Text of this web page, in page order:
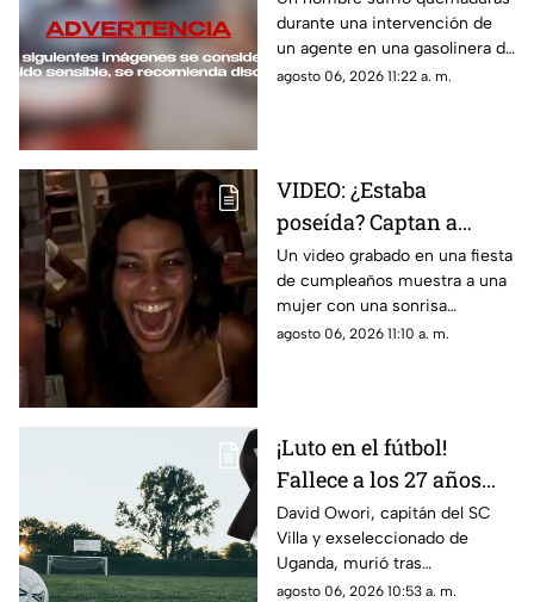
agente en una
gasolinera de Arizona
durante una intervención de
un agente en una gasolinera de
Arizona. El incidente quedó
agosto 06, 2026 11:22 a. m.
VIDEO: ¿Estaba
poseída? Captan a
mujer con
INQUIETANTE
SONRISA durante su
fiesta de cumpleaños
Un video grabado en una fiesta
de cumpleaños muestra a una
mujer con una sonrisa
inquietante; usuarios debaten
agosto 06, 2026 11:10 a. m.
¡Luto en el fútbol!
Fallece a los 27 años
joven futbolista
africano tras sufrir un
presunto asalto
David Owori, capitán del SC
Villa y exseleccionado de
Uganda, murió tras
permanecer hospitalizado por
agosto 06, 2026 10:53 a. m.